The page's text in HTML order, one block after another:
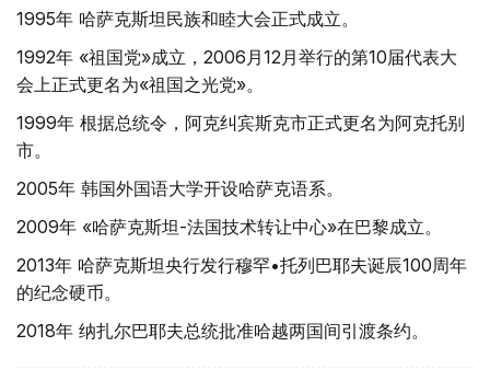
1995年 哈萨克斯坦民族和睦大会正式成立。
1992年 «祖国党»成立，2006月12月举行的第10届代表大
会上正式更名为«祖国之光党»。
1999年 根据总统令，阿克纠宾斯克市正式更名为阿克托别
市。
2005年 韩国外国语大学开设哈萨克语系。
2009年 «哈萨克斯坦-法国技术转让中心»在巴黎成立。
2013年 哈萨克斯坦央行发行穆罕•托列巴耶夫诞辰100周年
的纪念硬币。
2018年 纳扎尔巴耶夫总统批准哈越两国间引渡条约。